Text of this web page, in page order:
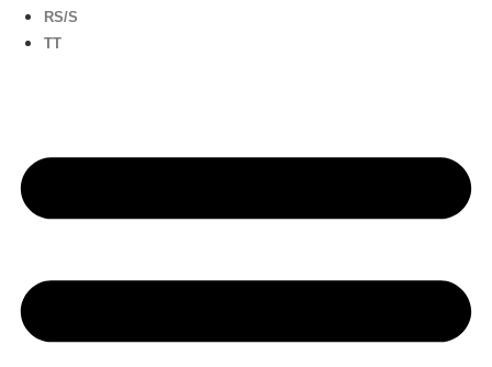
RS/S
TT